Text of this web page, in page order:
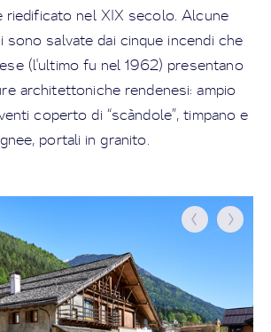
riedificato nel XIX secolo. Alcune
sono salvate dai cinque incendi che
(l'ultimo fu nel 1962) presentano
architettoniche rendenesi: ampio
coperto di “scàndole”, timpano e
portali in granito.